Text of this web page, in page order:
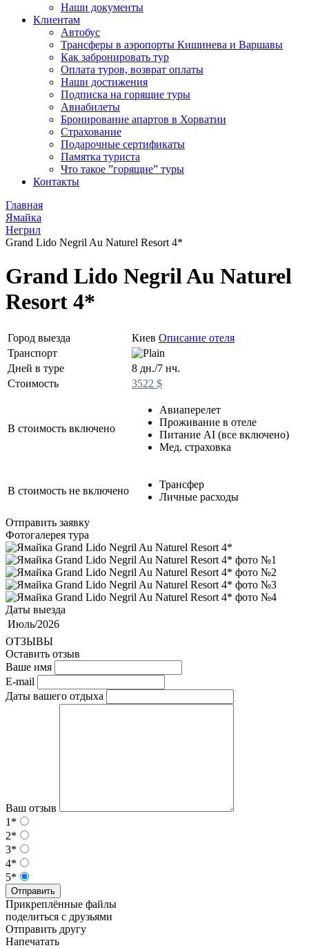
Наши документы
Клиентам
Автобус
Трансферы в аэропорты Кишинева и Варшавы
Как забронировать тур
Оплата туров, возврат оплаты
Наши достижения
Подписка на горящие туры
Авиабилеты
Бронирование апартов в Хорватии
Страхование
Подарочные сертификаты
Памятка туриста
Что такое ”горящие” туры
Контакты
Главная
Ямайка
Негрил
Grand Lido Negril Au Naturel Resort 4*
Grand Lido Negril Au Naturel
Resort 4*
Город выезда Киев Описание отеля
Транспорт
Дней в туре
8 дн./7 нч.
Стоимость
3522 $
В стоимость включено
Авиаперелет
Проживание в отеле
Питание AI (все включено)
Мед. страховка
В стоимость не включено
Трансфер
Личные расходы
Отправить заявку
Фотогалерея тура
Даты выезда
Июль/2026
ОТЗЫВЫ
Оставить отзыв
Ваше имя
E-mail
Даты вашего отдыха
Ваш отзыв
1*
2*
3*
4*
5*
Отправить
Прикреплённые файлы
поделиться с друзьями
Отправить другу
Напечатать